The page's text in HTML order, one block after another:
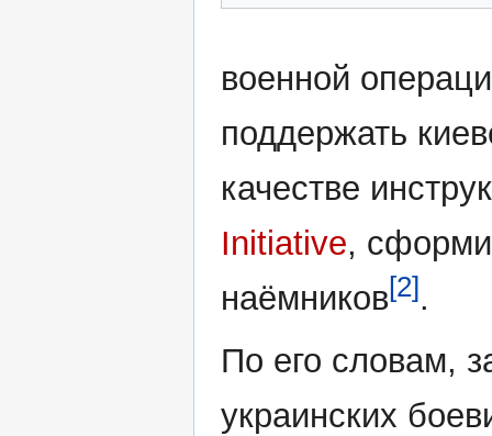
военной
поддержать
качестве
Initiative,
наёмников[2].
По его словам,
украинских